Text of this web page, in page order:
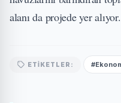
alanı da projede yer alıyor.
ETIKETLER: